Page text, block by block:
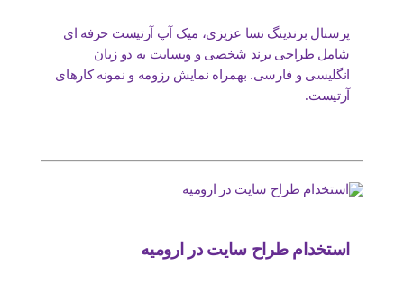
پرسنال برندینگ نسا عزیزی، میک آپ آرتیست حرفه ای
شامل طراحی برند شخصی و وبسایت به دو زبان
انگلیسی و فارسی. بهمراه نمایش رزومه و نمونه کارهای
آرتیست.
استخدام طراح سایت در ارومیه